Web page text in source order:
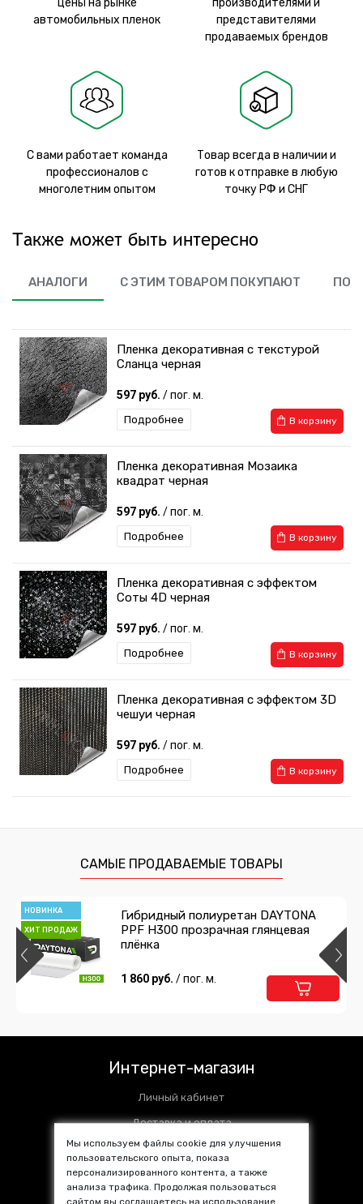
цены на рынке
автомобильных пленок
производителями и
представителями
продаваемых брендов
С вами работает команда
профессионалов с
многолетним опытом
Товар всегда в наличии и
готов к отправке в любую
точку РФ и СНГ
Также может быть интересно
АНАЛОГИ С ЭТИМ ТОВАРОМ ПОКУПАЮТ
Пленка декоративная с текстурой
Сланца черная
597 руб. / пог. м.
В корзину
Подробнее
Пленка декоративная Мозаика
квадрат черная
597 руб. / пог. м.
В корзину
Подробнее
Пленка декоративная с эффектом
Соты 4D черная
597 руб. / пог. м.
В корзину
Подробнее
Пленка декоративная с эффектом 3D
чешуи черная
597 руб. / пог. м.
В корзину
Подробнее
Бабочки черная
597 руб./ пог. м.
Пленка декоративная Водопад черная
597 руб./ пог. м.
В корзину
597 руб./ пог. м.
В корзину
Подробнее
Пленка декоративная Вихри черная
САМЫЕ ПРОДАВАЕМЫЕ ТОВАРЫ
НОВИНКА
ХИТ ПРОДАЖ
Гибридный полиуретан DAYTONA
PPF H300 прозрачная глянцевая
плёнка
1 860 руб. / пог. м.
Интернет-магазин
Личный кабинет
Доставка и оплата
Установочные центры
Контакты
SALE %
Мы используем файлы cookie для улучшения
пользовательского опыта, показа
персонализированного контента, а также
анализа трафика. Продолжая пользоваться
сайтом вы соглашаетесь на использование